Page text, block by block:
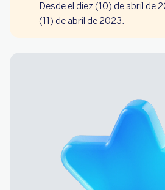
Desde el diez (10) de abril de
(11) de abril de 2023.